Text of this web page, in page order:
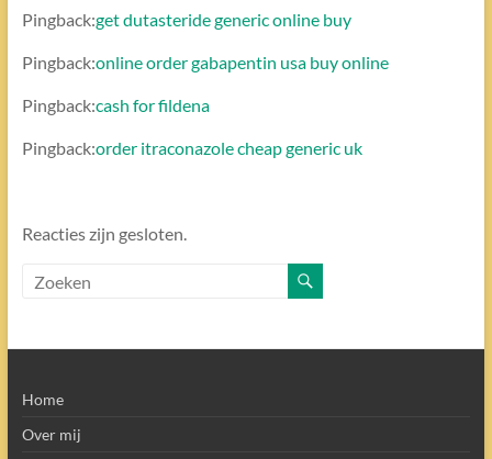
Pingback:get dutasteride generic online buy
Pingback:online order gabapentin usa buy online
Pingback:cash for fildena
Pingback:order itraconazole cheap generic uk
Reacties zijn gesloten.
Home
Over mij